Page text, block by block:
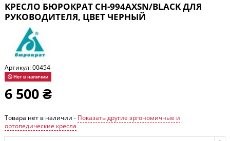
КРЕСЛО БЮРОКРАТ CH-994AXSN/BLACK ДЛЯ
РУКОВОДИТЕЛЯ, ЦВЕТ ЧЕРНЫЙ
Артикул:00454
Нет в наличии
6 500 ₴
Товара нет в наличии - Показать другие эргономичные и
ортопедические кресла